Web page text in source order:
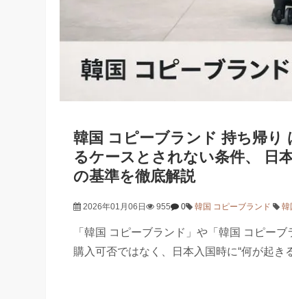
韓国 コピーブランド 持ち帰り
るケースとされない条件、 日
の基準を徹底解説
2026年01月06日 955 0 韓国 コピーブランド 韓
「韓国 コピーブランド」や「韓国 コピー
購入可否ではなく、日本入国時に“何が起